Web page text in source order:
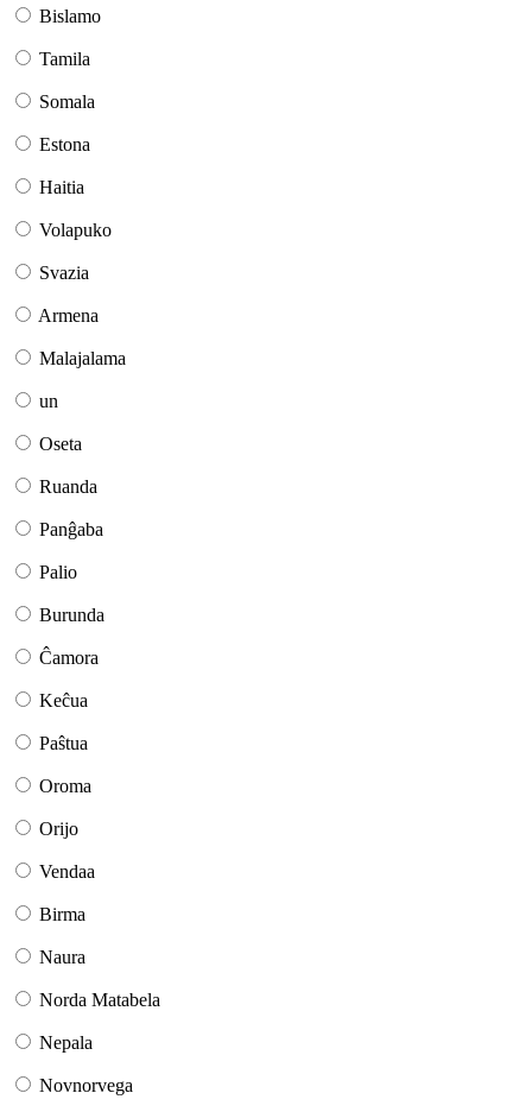
Bislamo
Tamila
Somala
Estona
Haitia
Volapuko
Svazia
Armena
Malajalama
un
Oseta
Ruanda
Panĝaba
Palio
Burunda
Ĉamora
Keĉua
Paŝtua
Oroma
Orijo
Vendaa
Birma
Naura
Norda Matabela
Nepala
Novnorvega